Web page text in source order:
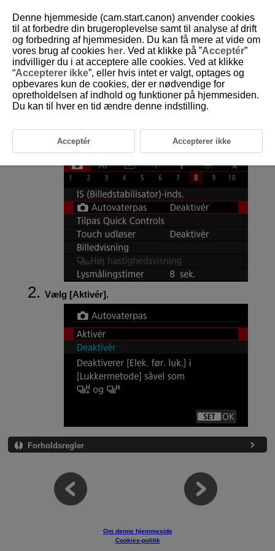
D180-089
Autoniveau
Autoniveau medvirker til at holde billederne lige. Funktionen anvendes
Vælg [Aktivér].
Forholdsregler
Om denne hjemmeside
Cookies-politik
Denne hjemmeside (cam.start.canon) anvender cookies
til at forbedre din brugeroplevelse samt til analyse af drift
og forbedring af hjemmesiden. Du kan få mere at vide om
vores brug af cookies her. Ved at klikke på ”Acceptér”
indvilliger du i at acceptere alle cookies. Ved at klikke
“Accepterer ikke”, eller hvis intet er valgt, optages og
opbevares kun de cookies, der er nødvendige for
opretholdelsen af indhold og funktioner på hjemmesiden.
Du kan til hver en tid ændre denne indstilling.
Acceptér Accepterer ikke